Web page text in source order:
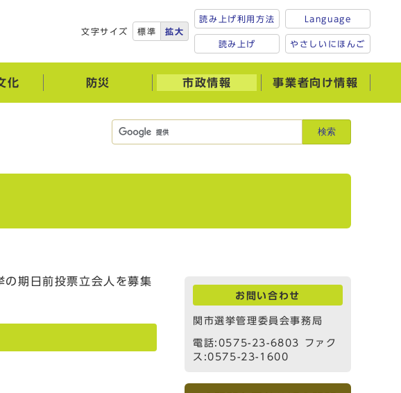
文字サイズ 標準 拡大
読み上げ利用方法
読み上げ
Language
やさしいにほんご
化 防災 市政情報 事業者向け情報
検索
期日前投票立会人を募集
お問い合わせ
関市選挙管理委員会事務局
電話:0575-23-6803 ファク
ス:0575-23-1600